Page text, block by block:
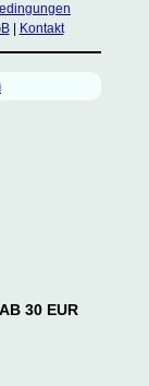
| Kontakt
30 EUR